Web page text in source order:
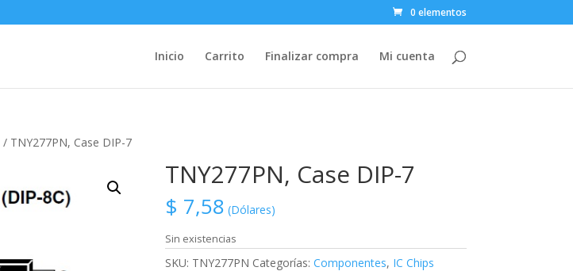
0 elementos
Inicio Carrito Finalizar compra Mi cuenta
/ TNY277PN, Case DIP-7
TNY277PN, Case DIP-7
$ 7,58 (Dólares)
Sin existencias
SKU: TNY277PN Categorías: Componentes, IC Chips